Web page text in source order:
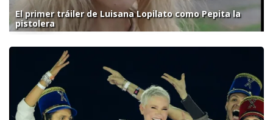
El primer tráiler de Luisana Lopilato como Pepita la
pistolera